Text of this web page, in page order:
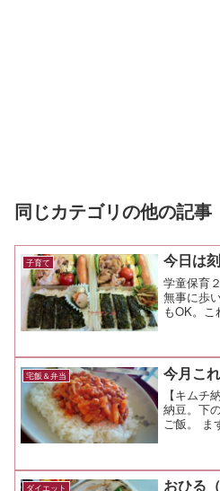
同じカテゴリの他の記事
子育て 今日は
学童保育
無事に歩
もOK。
しいよ
べ方が分
ゃう」と
宅飯＆弁当 今月こ
【キムチ
納豆。下
ご飯。 ま
り胡麻
で味を整
あれば彩
ダイエット おひる